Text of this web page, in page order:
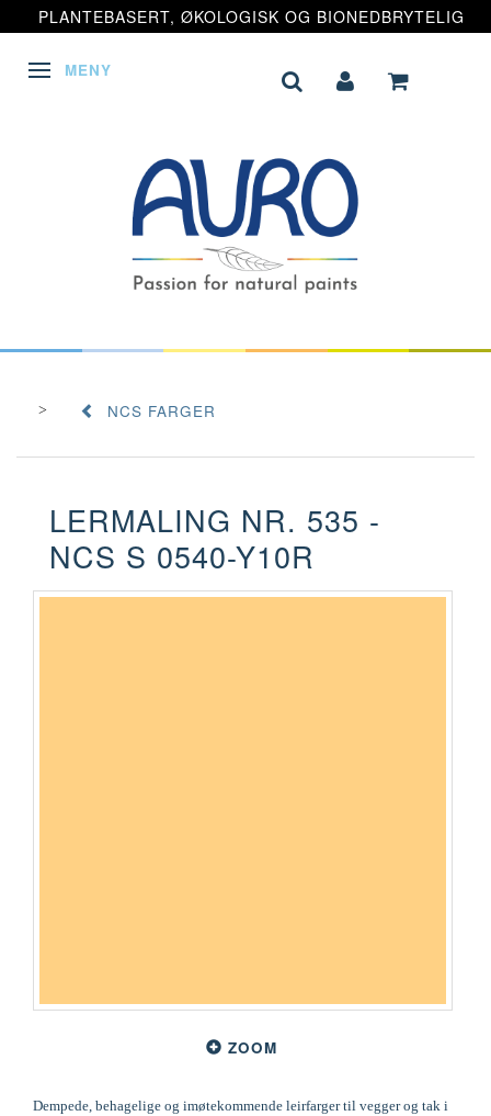
PLANTEBASERT, ØKOLOGISK OG BIONEDBRYTELIG
VEKSLE NAVIGASJON
MENY
NCS FARGER
LERMALING NR. 535 -
NCS S 0540-Y10R
ZOOM
Dempede, behagelige og imøtekommende leirfarger til vegger og tak i